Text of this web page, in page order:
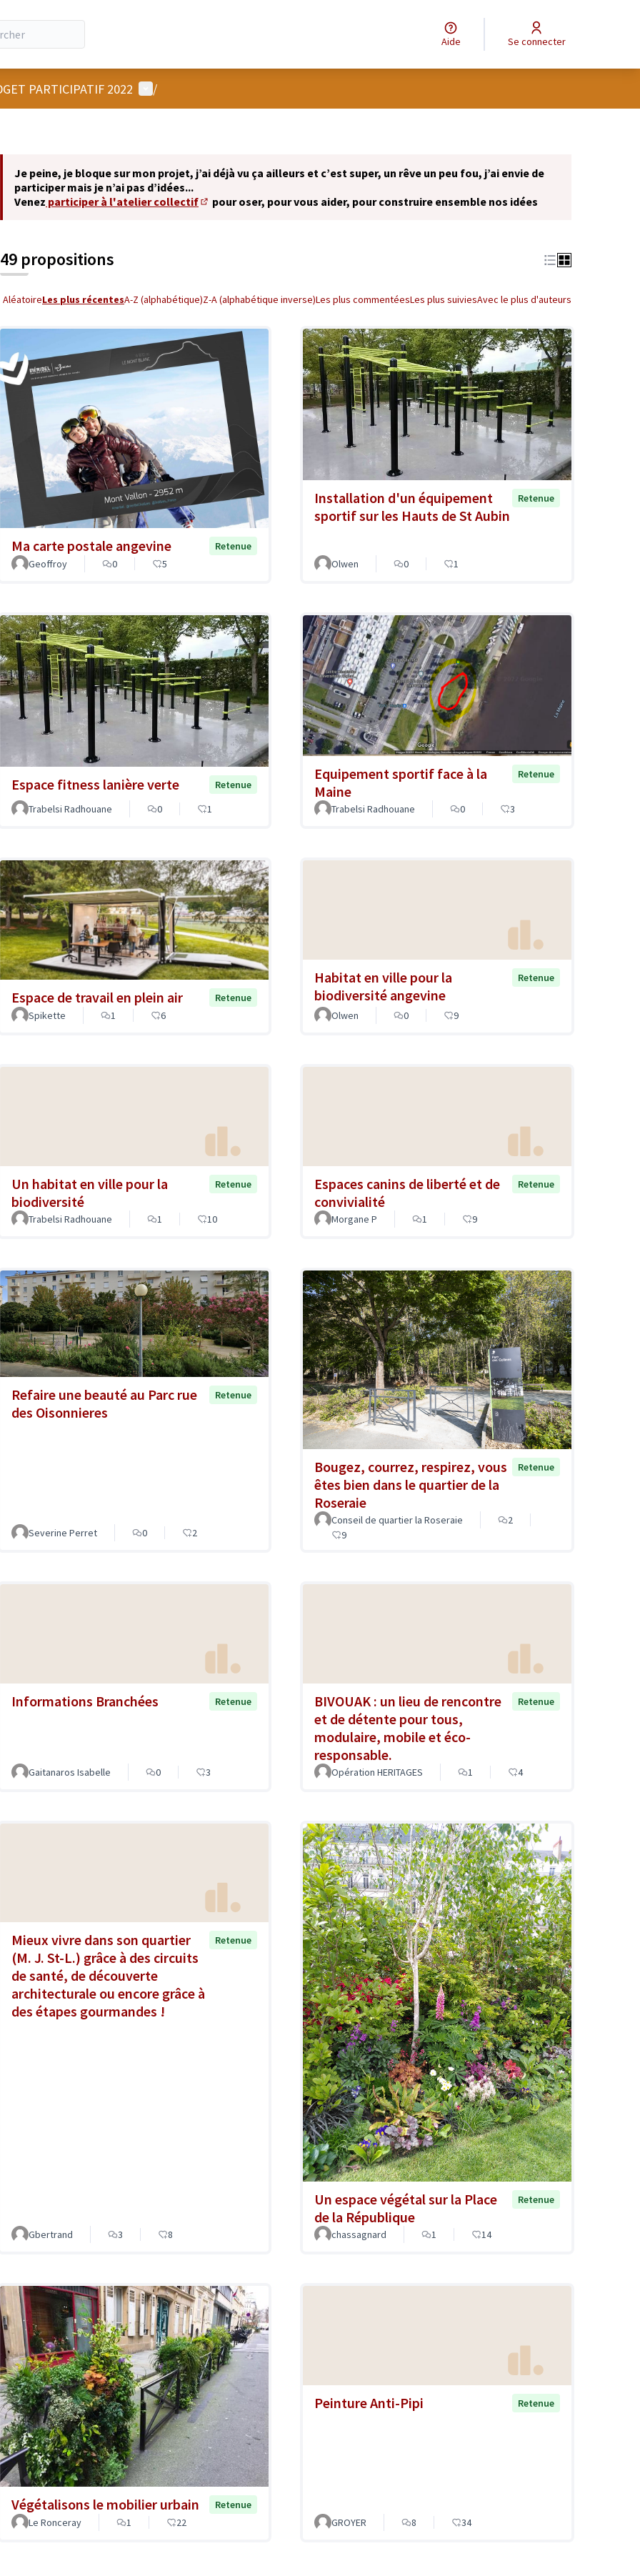
Aide Se connecter
PARTICIPATIF 2022 Menu utilisateur
/
Je peine, je bloque sur mon projet, j’ai déjà vu ça ailleurs et c’est super, un rêve un peu fou, j’ai envie de
participer mais je n’ai pas d’idées...
Venez participer à l'atelier collectif
(S'ouvre dans un nouvel onglet)
pour oser, pour vous aider, pour construire ensemble nos idées
49 propositions
AléatoireLes plus récentesA-Z (alphabétique)Z-A (alphabétique inverse)Les plus commentéesLes plus suiviesAvec le plus d'auteurs
Ma carte postale angevine
Retenue
Geoffroy
0 5
Installation d'un équipement
sportif sur les Hauts de St Aubin
Retenue
Olwen 0 1
Espace fitness lanière verte
Retenue
Trabelsi Radhouane
0 1
Equipement sportif face à la
Maine
Retenue
Trabelsi Radhouane 0 3
Espace de travail en plein air
Retenue
Spikette
1 6
Habitat en ville pour la
biodiversité angevine
Retenue
Olwen 0 9
Un habitat en ville pour la
biodiversité
Retenue
Trabelsi Radhouane 1 10
Espaces canins de liberté et de
convivialité
Retenue
Morgane P 1 9
Refaire une beauté au Parc rue
des Oisonnieres
Retenue
Severine Perret 0 2
Bougez, courrez, respirez, vous
êtes bien dans le quartier de la
Roseraie
Retenue
Conseil de quartier la Roseraie
2
9
Informations Branchées Retenue
Gaitanaros Isabelle 0 3
BIVOUAK : un lieu de rencontre
et de détente pour tous,
modulaire, mobile et éco-
responsable.
Retenue
Opération HERITAGES 1 4
Mieux vivre dans son quartier
(M. J. St-L.) grâce à des circuits
de santé, de découverte
architecturale ou encore grâce à
des étapes gourmandes !
Retenue
Gbertrand 3 8
Un espace végétal sur la Place
de la République
Retenue
chassagnard 1 14
Végétalisons le mobilier urbain
Retenue
Le Ronceray
1 22
Peinture Anti-Pipi Retenue
GROYER 8 34